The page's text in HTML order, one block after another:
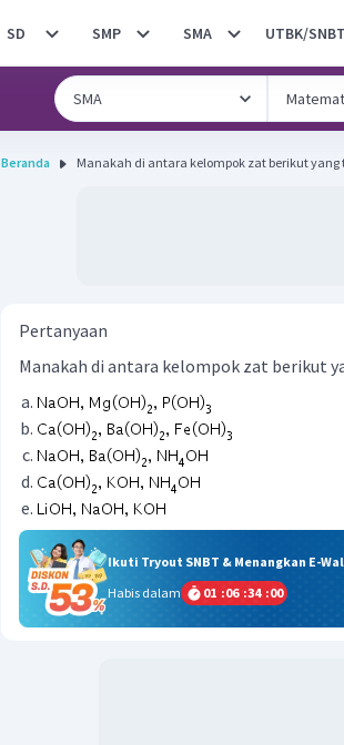
SD SMP SMA UTBK/SNBT
Beranda Manakah di antara kelompok zat berikut yang
Pertanyaan
Manakah di antara kelompok zat berikut
Ikuti Tryout SNBT & Menangkan E-
Habis dalam
01 :06 :33 :59